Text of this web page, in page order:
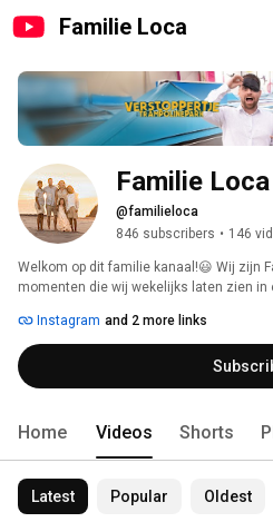
Familie Loca
Familie Loca
@familieloca
846 subscribers • 146
Welkom op dit familie kanaal!😃 Wij zijn
momenten die wij wekelijks laten zien in
van onze Bucketlist🚁🏗️🛩️🏎️💨
Instagram and 2 more links
Home Videos Shorts
Latest Popular Oldest